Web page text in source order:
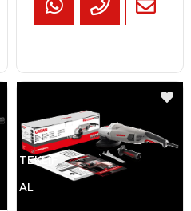
TEKLİF
AL